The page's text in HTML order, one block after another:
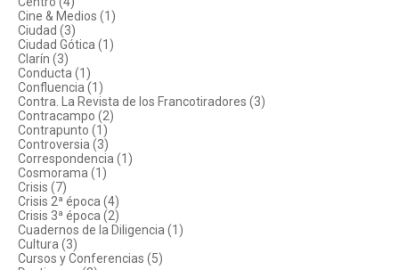
Cine & Medios (1)
Ciudad (3)
Ciudad Gótica (1)
Clarín (3)
Conducta (1)
Confluencia (1)
Contra. La Revista de los Francotiradores (3)
Contracampo (2)
Contrapunto (1)
Controversia (3)
Correspondencia (1)
Cosmorama (1)
Crisis (7)
Crisis 2ª época (4)
Crisis 3ª época (2)
Cuadernos de la Diligencia (1)
Cultura (3)
Cursos y Conferencias (5)